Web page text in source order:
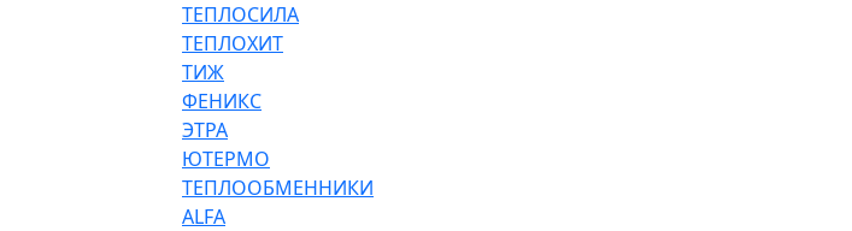
ТЕПЛОСИЛА
ТЕПЛОХИТ
ТИЖ
ФЕНИКС
ЭТРА
ЮТЕРМО
ТЕПЛООБМЕННИКИ
ALFA